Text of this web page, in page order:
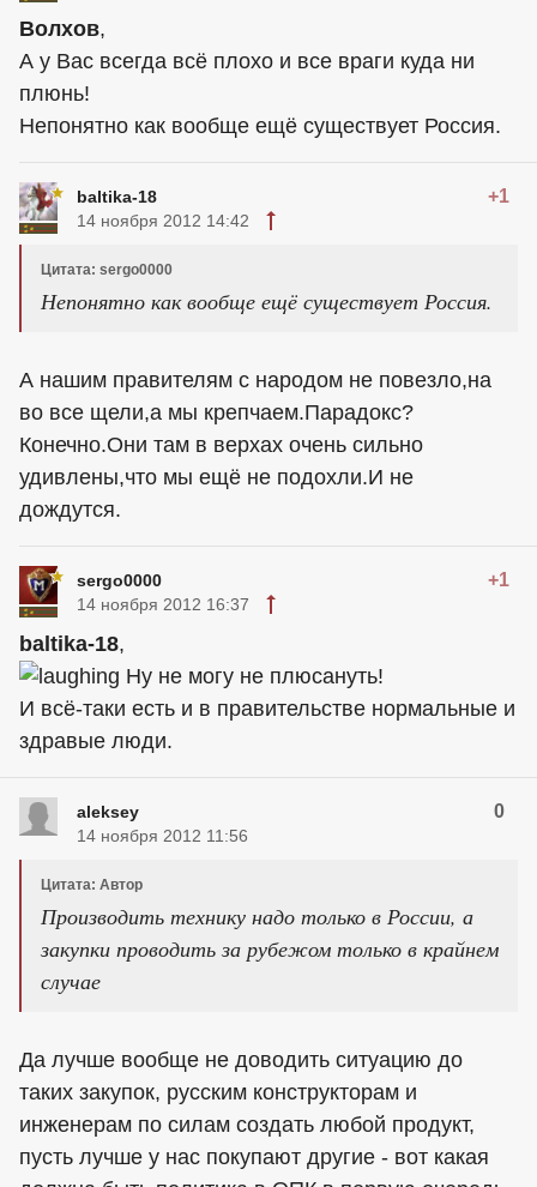
Волхов,
А у Вас всегда всё плохо и все враги куда ни
плюнь!
Непонятно как вообще ещё существует Россия.
baltika-18 +1
14 ноября 2012 14:42
Цитата: sergo0000
Непонятно как вообще ещё существует Россия.
А нашим правителям с народом не повезло,на
во все щели,а мы крепчаем.Парадокс?
Конечно.Они там в верхах очень сильно
удивлены,что мы ещё не подохли.И не
дождутся.
sergo0000 +1
14 ноября 2012 16:37
baltika-18,
Ну не могу не плюсануть!
И всё-таки есть и в правительстве нормальные и
здравые люди.
aleksey 0
14 ноября 2012 11:56
Цитата: Автор
Производить технику надо только в России, а
закупки проводить за рубежом только в крайнем
случае
Да лучше вообще не доводить ситуацию до
таких закупок, русским конструкторам и
инженерам по силам создать любой продукт,
пусть лучше у нас покупают другие - вот какая